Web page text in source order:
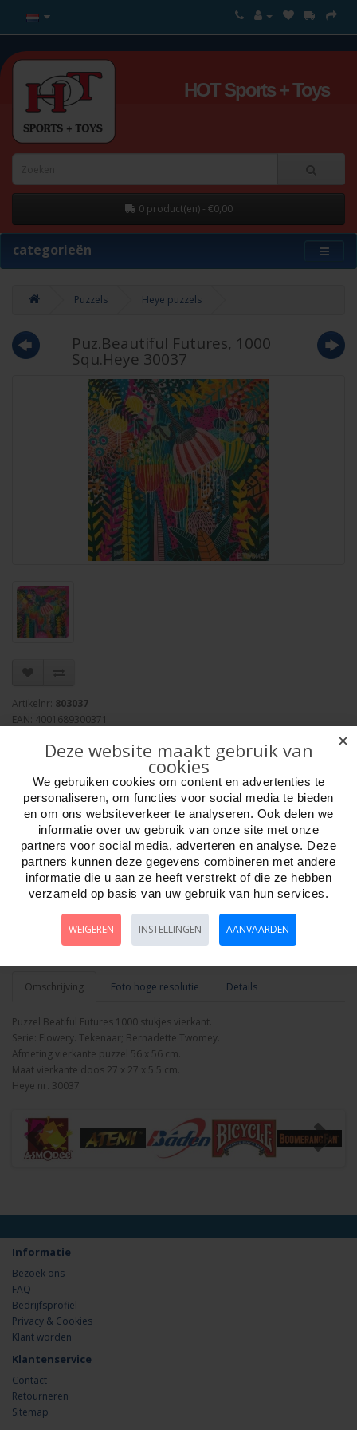
HOT Sports + Toys
0 product(en) - €0,00
categorieën
Puzzels Heye puzzels
Puz.Beautiful Futures, 1000
Squ.Heye 30037
Artikelnr: 803037
EAN: 4001689300371
Minimum afname: 1
Aantal
Bestellen
Omschrijving Foto hoge resolutie Details
Puzzel Beatiful Futures 1000 stukjes vierkant.
Serie: Flowery. Tekenaar; Bernadette Twomey.
Afmeting vierkante puzzel 56 x 56 cm.
Maat vierkante doos 27 x 27 x 5.5 cm.
Heye nr. 30037
Informatie
Bezoek ons
FAQ
Bedrijfsprofiel
Privacy & Cookies
Klant worden
Klantenservice
Contact
Retourneren
Sitemap
✕
Deze website maakt gebruik van
cookies
We gebruiken cookies om content en advertenties te
personaliseren, om functies voor social media te bieden
en om ons websiteverkeer te analyseren. Ook delen we
informatie over uw gebruik van onze site met onze
partners voor social media, adverteren en analyse. Deze
partners kunnen deze gegevens combineren met andere
informatie die u aan ze heeft verstrekt of die ze hebben
verzameld op basis van uw gebruik van hun services.
WEIGEREN INSTELLINGEN AANVAARDEN